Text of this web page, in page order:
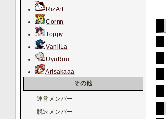
RizArt
Cornn
Toppy
VanilLa
UyuRiru
Arisakaaa
その他
運営メンバー
脱退メンバー